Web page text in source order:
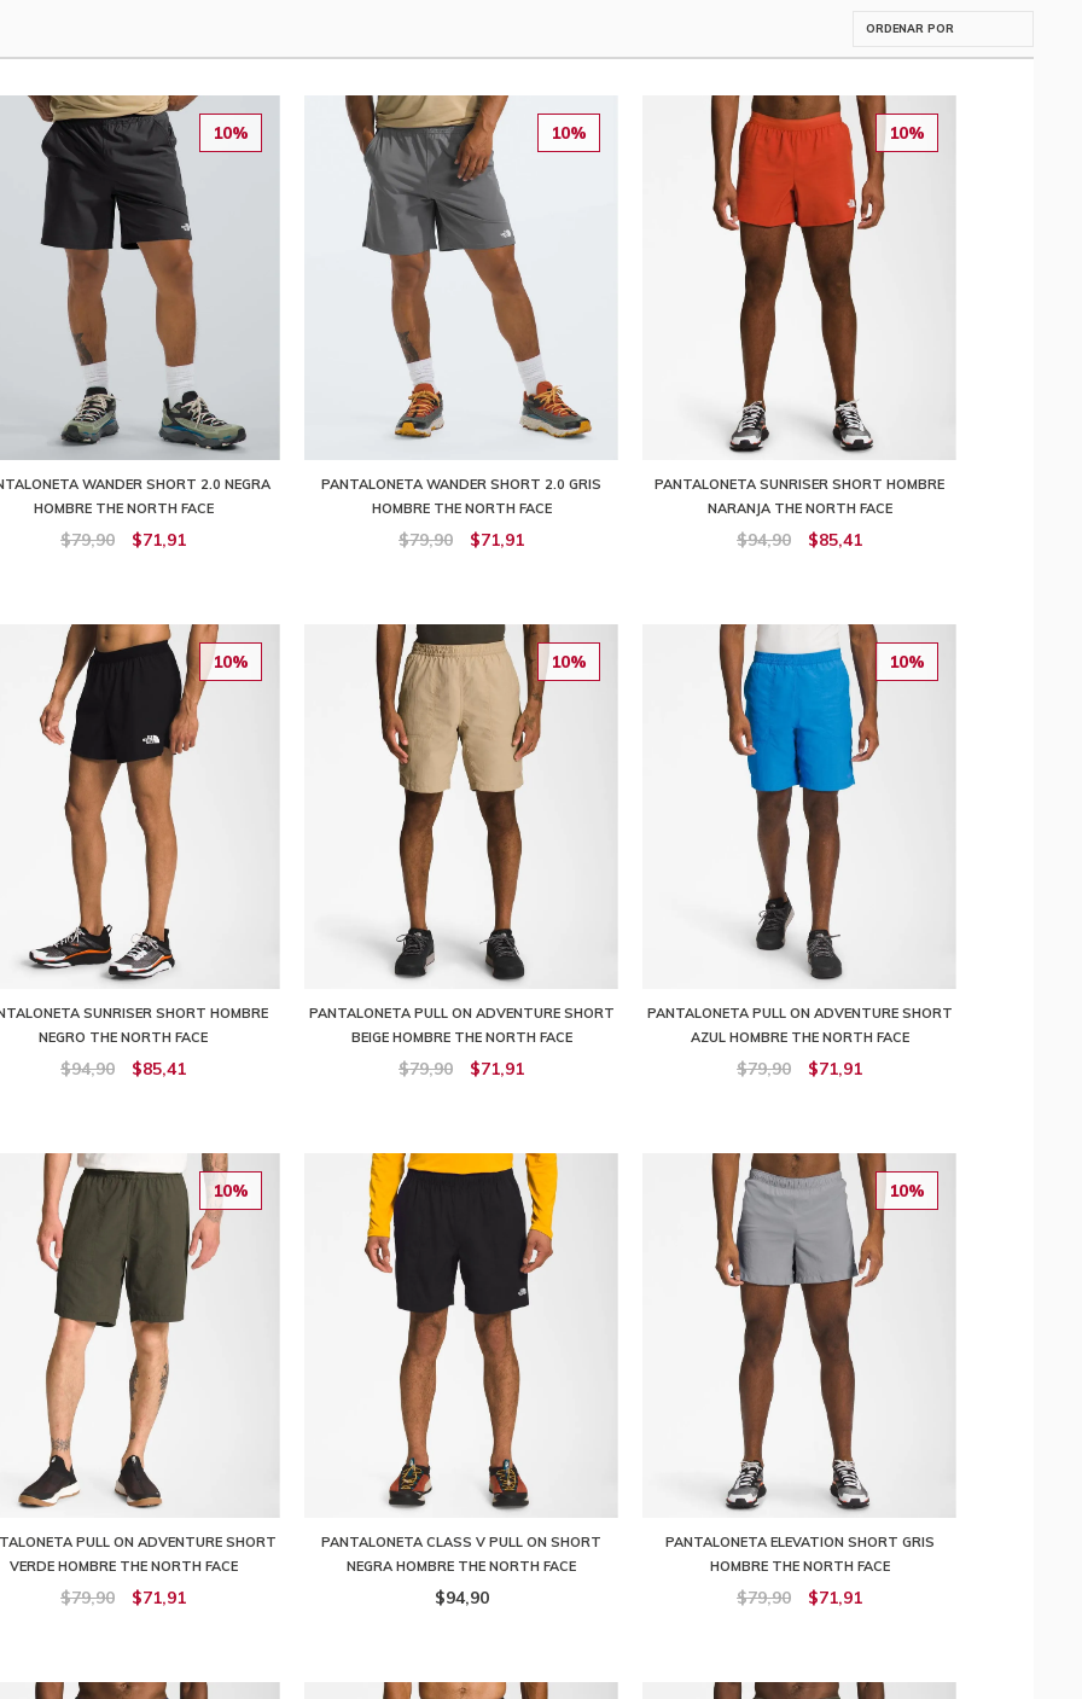
10%
WANDER SHORT 2.0 NEGRA
HOMBRE THE NORTH FACE
$79,90 $71,91
10%
PANTALONETA WANDER SHORT 2.0 GRIS
HOMBRE THE NORTH FACE
$79,90 $71,91
10%
PANTALONETA SUNRISER SHORT HOMBRE
NARANJA THE NORTH FACE
$94,90 $85,41
10%
SUNRISER SHORT HOMBRE
NEGRO THE NORTH FACE
$94,90 $85,41
10%
PANTALONETA PULL ON ADVENTURE SHORT
BEIGE HOMBRE THE NORTH FACE
$79,90 $71,91
10%
PANTALONETA PULL ON ADVENTURE SHORT
AZUL HOMBRE THE NORTH FACE
$79,90 $71,91
10%
PULL ON ADVENTURE SHORT
VERDE HOMBRE THE NORTH FACE
$79,90 $71,91
PANTALONETA CLASS V PULL ON SHORT
NEGRA HOMBRE THE NORTH FACE
$94,90
10%
PANTALONETA ELEVATION SHORT GRIS
HOMBRE THE NORTH FACE
$79,90 $71,91